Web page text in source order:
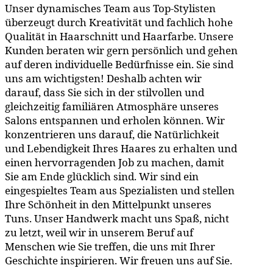
Unser dynamisches Team aus Top-Stylisten
überzeugt durch Kreativität und fachlich hohe
Qualität in Haarschnitt und Haarfarbe. Unsere
Kunden beraten wir gern persönlich und gehen
auf deren individuelle Bedürfnisse ein. Sie sind
uns am wichtigsten! Deshalb achten wir
darauf, dass Sie sich in der stilvollen und
gleichzeitig familiären Atmosphäre unseres
Salons entspannen und erholen können. Wir
konzentrieren uns darauf, die Natürlichkeit
und Lebendigkeit Ihres Haares zu erhalten und
einen hervorragenden Job zu machen, damit
Sie am Ende glücklich sind. Wir sind ein
eingespieltes Team aus Spezialisten und stellen
Ihre Schönheit in den Mittelpunkt unseres
Tuns. Unser Handwerk macht uns Spaß, nicht
zu letzt, weil wir in unserem Beruf auf
Menschen wie Sie treffen, die uns mit Ihrer
Geschichte inspirieren. Wir freuen uns auf Sie.